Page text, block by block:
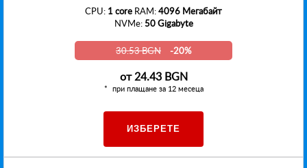
CPU: 1 core RAM:4096 Мегабайт
NVMe:50 Gigabyte
30.53 BGN -20%
от24.43 BGN
при плащане за 12 месеца
ИЗБЕРЕТЕ